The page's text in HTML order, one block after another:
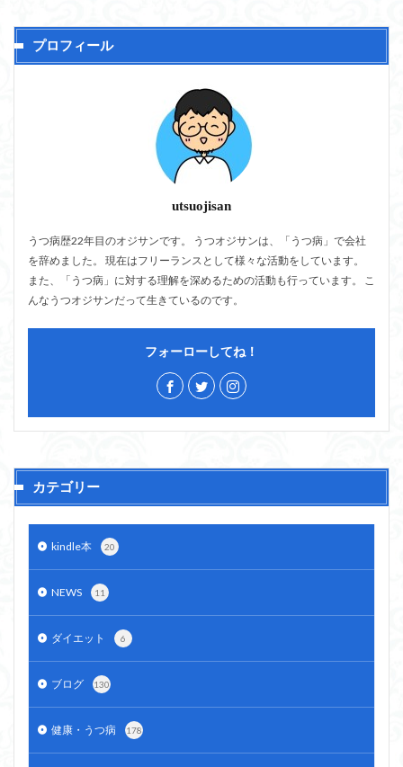
プロフィール
utsuojisan
うつ病歴22年目のオジサンです。 うつオジサンは、「うつ病」で会社
を辞めました。 現在はフリーランスとして様々な活動をしています。
また、「うつ病」に対する理解を深めるための活動も行っています。 こ
んなうつオジサンだって生きているのです。
フォーローしてね！
カテゴリー
kindle本 20
NEWS 11
ダイエット 6
ブログ 130
健康・うつ病 178